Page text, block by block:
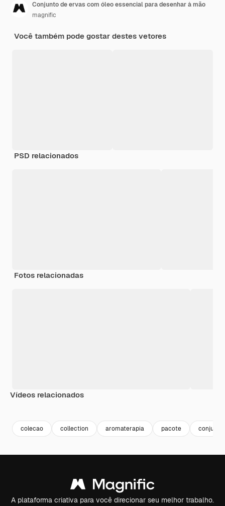
Conjunto de ervas com óleo essencial para desenhar à mão
magnific
Você também pode gostar destes vetores
PSD relacionados
Fotos relacionadas
Vídeos relacionados
colecao collection aromaterapia pacote conjunto
A plataforma criativa para você direcionar seu melhor trabalho.